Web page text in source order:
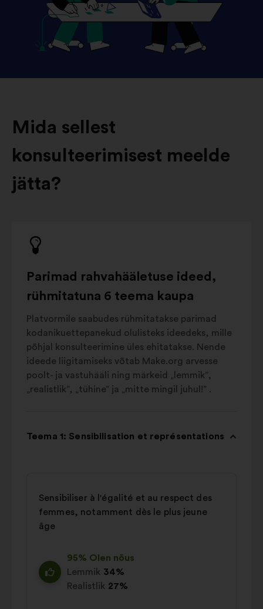
Mida sellest
konsulteerimisest meelde
jätta?
Parimad rahvahääletuse ideed,
rühmitatuna 6 teema kaupa
Platvormile saabudes rühmitatakse parimad
kodanikuettepanekud olulisteks ideedeks, mille
põhjal konsulteerimine üles ehitatakse. Nende
ideede liigitamiseks võtab Make.org arvesse
poolt- ja vastuhääli ning märkeid „lemmik”,
„realistlik”, „tühine” ja „mitte mingil juhul!” .
Teema 1: Sensibilisation et représentations
Sensibiliser à l'égalité et au respect des
femmes, notamment dès le plus jeune
âge
95% Olen nõus
Lemmik 34%
Realistlik 27%